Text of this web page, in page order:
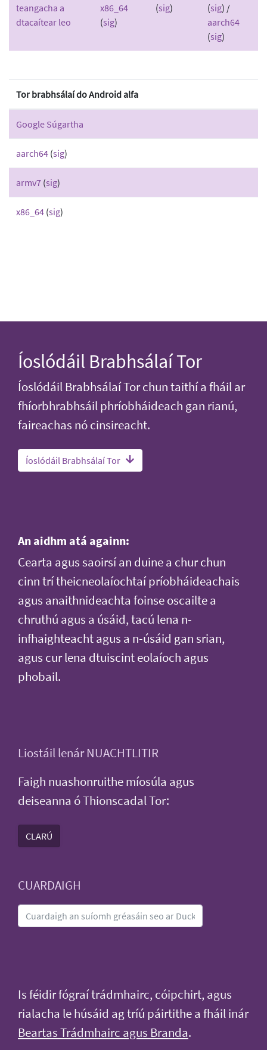
teangacha a
dtacaítear leo
x86_64
(sig)
(sig)
(sig) /
aarch64
(sig)
Tor brabhsálaí do Android alfa
Google Súgartha
aarch64 (sig)
armv7 (sig)
x86_64 (sig)
Íoslódáil Brabhsálaí Tor
Íoslódáil Brabhsálaí Tor chun taithí a fháil ar
fhíorbhrabhsáil phríobháideach gan rianú,
faireachas nó cinsireacht.
Íoslódáil Brabhsálaí Tor
An aidhm atá againn:
Cearta agus saoirsí an duine a chur chun
cinn trí theicneolaíochtaí príobháideachais
agus anaithnideachta foinse oscailte a
chruthú agus a úsáid, tacú lena n-
infhaighteacht agus a n-úsáid gan srian,
agus cur lena dtuiscint eolaíoch agus
phobail.
Liostáil lenár NUACHTLITIR
Faigh nuashonruithe míosúla agus
deiseanna ó Thionscadal Tor:
CLARÚ
CUARDAIGH
Is féidir fógraí trádmhairc, cóipchirt, agus
rialacha le húsáid ag tríú páirtithe a fháil inár
Beartas Trádmhairc agus Branda.